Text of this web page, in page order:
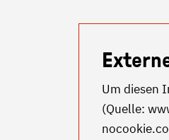
Um diesen
(Quelle: